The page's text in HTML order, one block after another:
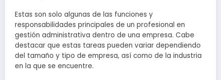
Estas son solo algunas de las funciones y
responsabilidades principales de un profesional en
gestión administrativa dentro de una empresa. Cabe
destacar que estas tareas pueden variar dependiendo
del tamaño y tipo de empresa, así como de la industria
en la que se encuentre.